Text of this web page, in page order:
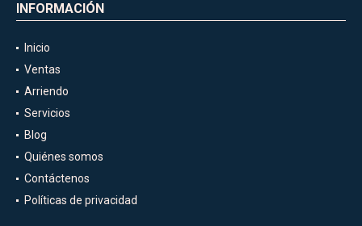
INFORMACIÓN
Inicio
Ventas
Arriendo
Servicios
Blog
Quiénes somos
Contáctenos
Políticas de privacidad